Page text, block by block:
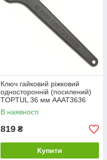
Ключ гайковий ріжковий
односторонній (посилений)
TOPTUL 36 мм AAAT3636
В наявності
819 ₴
Купити